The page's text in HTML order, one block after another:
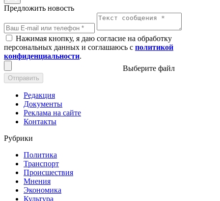
Предложить новость
Нажимая кнопку, я даю согласие на обработку
персональных данных и соглашаюсь с политикой
конфиденциальности.
Выберите файл
Отправить
Редакция
Документы
Реклама на сайте
Контакты
Рубрики
Политика
Транспорт
Происшествия
Мнения
Экономика
Культура